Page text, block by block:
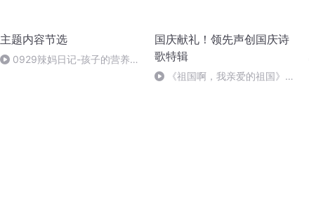
主题内容节选
0929辣妈日记-孩子的营养评
国庆献礼！领先声创国庆诗
歌特辑
《祖国啊，我亲爱的祖国》温